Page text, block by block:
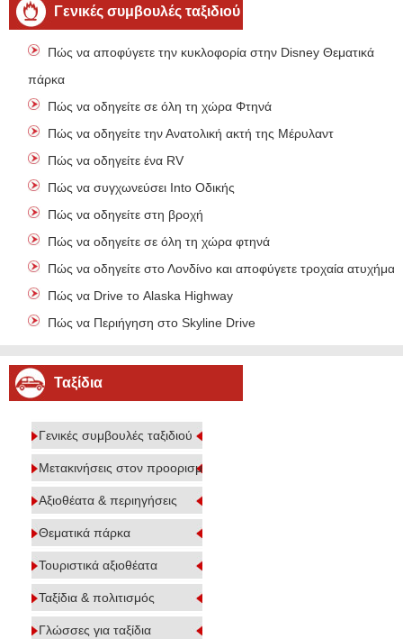
Γενικές συμβουλές ταξιδιού
Πώς να αποφύγετε την κυκλοφορία στην Disney Θεματικά
πάρκα
Πώς να οδηγείτε σε όλη τη χώρα Φτηνά
Πώς να οδηγείτε την Ανατολική ακτή της Μέρυλαντ
Πώς να οδηγείτε ένα RV
Πώς να συγχωνεύσει Into Οδικής
Πώς να οδηγείτε στη βροχή
Πώς να οδηγείτε σε όλη τη χώρα φτηνά
Πώς να οδηγείτε στο Λονδίνο και αποφύγετε τροχαία
Πώς να Drive το Alaska Highway
Πώς να Περιήγηση στο Skyline Drive
Ταξίδια
Γενικές συμβουλές ταξιδιού
Μετακινήσεις στον προορισμό
Αξιοθέατα & περιηγήσεις
Θεματικά πάρκα
Τουριστικά αξιοθέατα
Ταξίδια & πολιτισμός
Γλώσσες για ταξίδια